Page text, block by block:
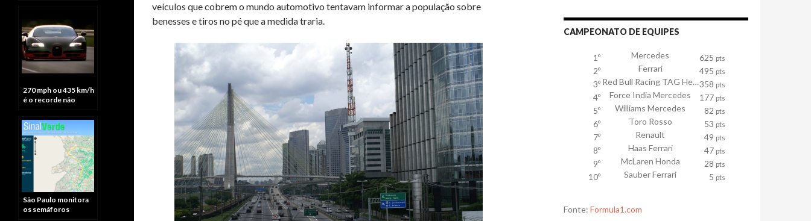
veículos que cobrem o mundo automotivo tentavam informar a população sobre
benesses e tiros no pé que a medida traria.
CAMPEONATO DE EQUIPES
1º Mercedes 625 pts
2º Ferrari 495 pts
3º Red Bull Racing TAG Heuer358 pts
4º Force India Mercedes 177 pts
5º Williams Mercedes 82 pts
6º Toro Rosso 53 pts
7º Renault 49 pts
8º Haas Ferrari 47 pts
9º McLaren Honda 28 pts
10º Sauber Ferrari 5 pts
Fonte: Formula1.com
270 mph ou 435 km/h
é o recorde não
para super carros
São Paulo monitora
os semáforos